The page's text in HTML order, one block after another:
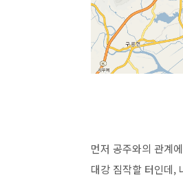
먼저 공주와의 관계
대강 짐작할 터인데,